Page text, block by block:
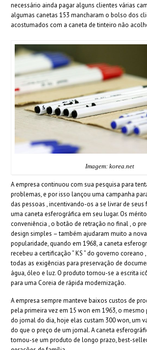
necessário ainda pagar alguns clientes várias
algumas canetas 153 mancharam o bolso dos
acostumados com a caneta de tinteiro não
Imagem: korea.net
A empresa continuou com sua pesquisa para
problemas, e por isso lançou uma campanha
das pessoas , incentivando-os a se livrar de seus
uma caneta esferográfica em seu lugar. Os
conveniência , o botão de retração no final , o
design simples – também ajudaram muito a
popularidade, quando em 1968, a caneta
recebeu a certificação ” KS ” do governo coreano
todas as exigências para preservação de
água, óleo e luz. O produto tornou-se a escrita
para uma Coreia de rápida modernização.
A empresa sempre manteve baixos custos de
pela primeira vez em 15 won em 1963, o
do jornal do dia, hoje elas custam 300 won, um
do que o preço de um jornal. A caneta
tornou-se um produto de longo prazo, best-